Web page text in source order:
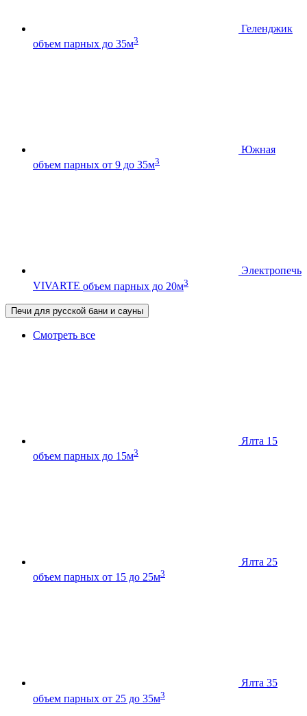
Геленджик
объем парных до 35м3
Южная
объем парных от 9 до 35м3
Электропечь
VIVARTE объем парных до 20м3
Печи для русской бани и сауны
Смотреть все
Ялта 15
объем парных до 15м3
Ялта 25
объем парных от 15 до 25м3
Ялта 35
объем парных от 25 до 35м3